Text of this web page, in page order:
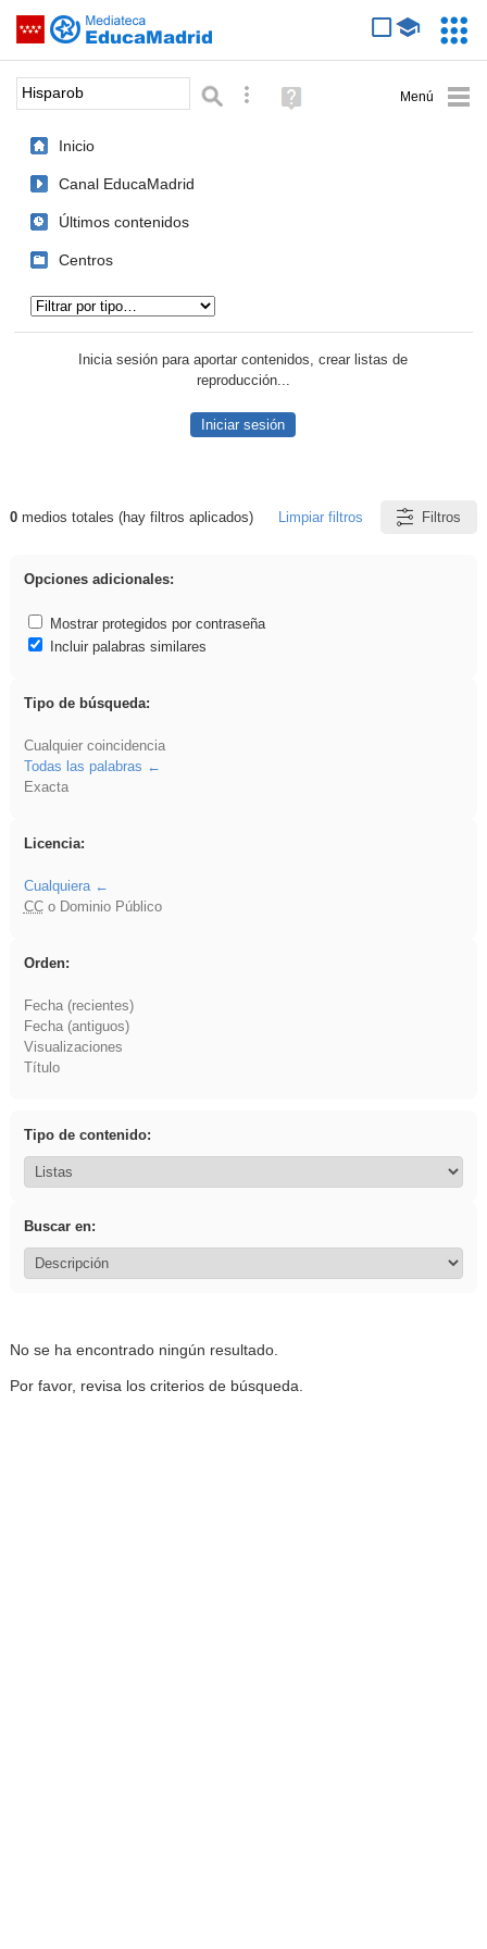
Saltar navegación
Palabra o frase: Búsqueda avanzada
Ayuda
(en
Inicio
Canal EducaMadrid
Últimos contenidos
Centros
Inicia sesión para aportar contenidos, crear listas de
reproducción...
Iniciar sesión
Resultados de: Hisparob
0medios totales (hay filtros aplicados) Limpiar filtros Filtros
Opciones adicionales:
Mostrar protegidos por contraseña
Incluir palabras similares
Tipo de búsqueda:
Cualquier coincidencia
Todas las palabras
Exacta
Licencia:
Cualquiera
CCo Dominio Público
Orden:
Fecha (recientes)
Fecha (antiguos)
Visualizaciones
Título
Tipo de contenido:
Buscar en:
No se ha encontrado ningún resultado.
Por favor, revisa los criterios de búsqueda.